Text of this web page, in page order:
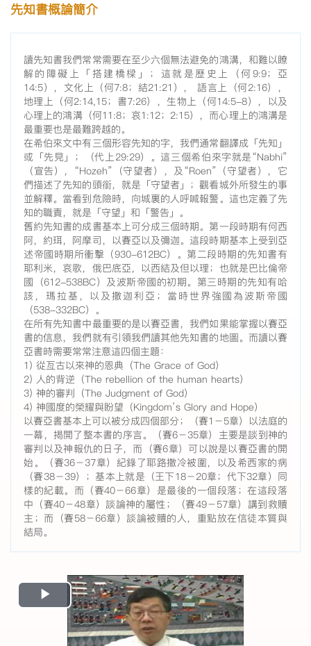
先知書概論簡介
讀先知書我們常常需要在至少六個無法避免的鴻溝，和難以瞭
解的障礙上「搭建橋樑」；這就是歷史上（何9:9；亞
14:5），文化上（何7:8；結21:21）， 語言上（何2:16），
地理上（何2:14,15；書7:26），生物上（何14:5-8），以及
心理上的鴻溝（何11:8；哀1:12；2:15），而心理上的鴻溝是
最重要也是最難跨越的。
在希伯來文中有三個形容先知的字，我們通常翻譯成「先知」
或「先見」；（代上29:29）。這三個希伯來字就是“Nabhi”
（宣告），“Hozeh”（守望者），及“Roen”（守望者），它
們描述了先知的頭銜，就是「守望者」；觀看城外所發生的事
並解釋。當看到危險時，向城裏的人呼喊報警。這也定義了先
知的職責，就是「守望」和「警告」。
舊約先知書的成書基本上可分成三個時期。第一段時期有何西
阿，約珥，阿摩司，以賽亞以及彌迦。這段時期基本上受到亞
述帝國時期所衝擊（930-612BC）。第二段時期的先知書有
耶利米，哀歌，俄巴底亞，以西結及但以理；也就是巴比倫帝
國（612-538BC）及波斯帝國的初期。第三時期的先知有哈
該，瑪拉基，以及撒迦利亞；當時世界強國為波斯帝國
（538-332BC）。
在所有先知書中最重要的是以賽亞書，我們如果能掌握以賽亞
書的信息，我們就有引領我們讀其他先知書的地圖。而讀以賽
亞書時需要常常注意這四個主題：
1) 從亙古以來神的恩典（The Grace of God）
2) 人的背逆（The rebellion of the human hearts）
3) 神的審判（The Judgment of God）
4) 神國度的榮耀與盼望（Kingdom’s Glory and Hope）
以賽亞書基本上可以被分成四個部分；（賽1－5章）以法庭的
一幕，揭開了整本書的序言。（賽6－35章）主要是談到神的
審判以及神報仇的日子，而（賽6章）可以說是以賽亞書的開
始。（賽36－37章）紀錄了耶路撒冷被圍，以及希西家的病
（賽38－39）；基本上就是（王下18－20章；代下32章）同
樣的紀載。而（賽40－66章）是最後的一個段落；在這段落
中（賽40－48章）談論神的屬性；（賽49－57章）講到救贖
主；而（賽58－66章）談論被贖的人，重點放在信徒本質與
結局。
Play
Video